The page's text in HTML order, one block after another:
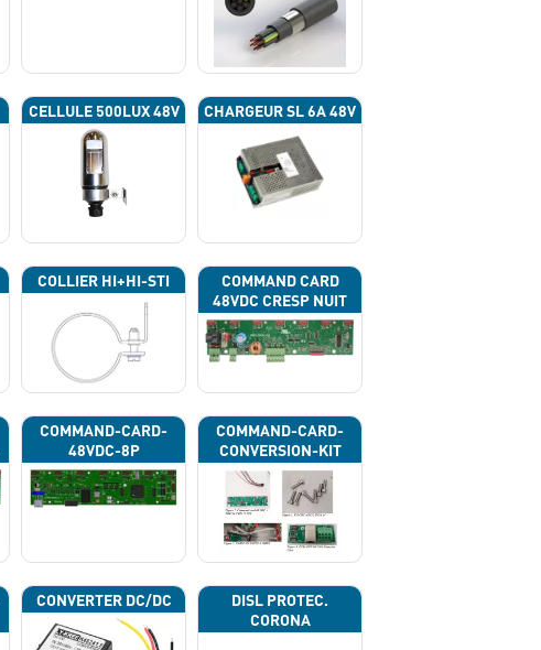
CELLULE 500LUX 48V CHARGEUR SL 6A 48V
COLLIER HI+HI-STI
COMMAND CARD
48VDC CRESP NUIT
COMMAND-CARD-
48VDC-8P
COMMAND-CARD-
CONVERSION-KIT
CONVERTER DC/DC
DISL PROTEC.
CORONA